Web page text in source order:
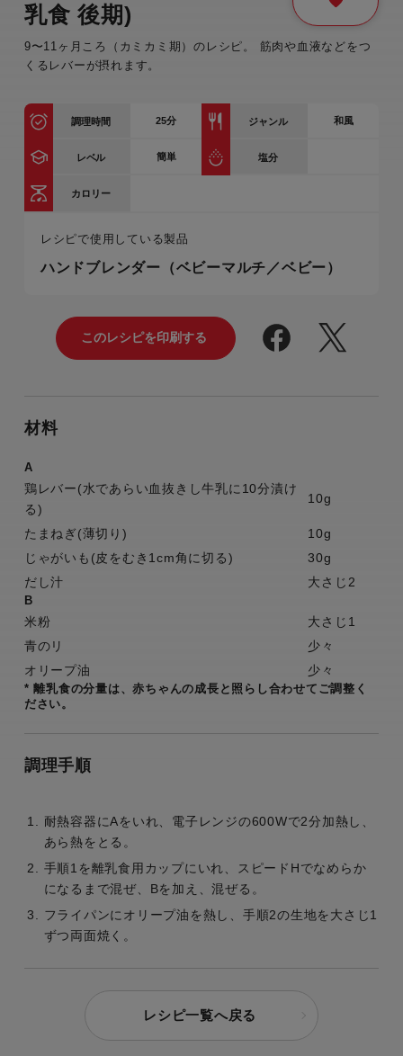
乳食 後期)
9〜11ヶ月ころ（カミカミ期）のレシピ。 筋肉や血液などをつ
くるレバーが摂れます。
調理時間 25分 ジャンル 和風
レベル 簡単 塩分
カロリー
レシピで使用している製品
ハンドブレンダー（ベビーマルチ／ベビー）
材料
A
鶏レバー(水であらい血抜きし牛乳に10分漬け
る)
10g
たまねぎ(薄切り)
10g
じゃがいも(皮をむき1cm角に切る)
30g
だし汁
大さじ2
B
米粉
大さじ1
青のリ
少々
オリープ油
少々
* 離乳食の分量は、赤ちゃんの成長と照らし合わせてご調整く
ださい。
調理手順
耐熱容器にAをいれ、電子レンジの600Wで2分加熱し、
あら熱をとる。
手順1を離乳食用カップにいれ、スピードHでなめらか
になるまで混ぜ、Bを加え、混ぜる。
フライパンにオリープ油を熱し、手順2の生地を大さじ1
ずつ両面焼く。
レシピ一覧へ戻る